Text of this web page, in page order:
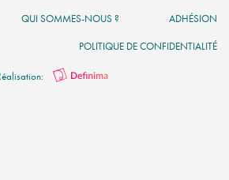
QUI SOMMES-NOUS ? ADHÉSION
POLITIQUE DE CONFIDENTIALITÉ